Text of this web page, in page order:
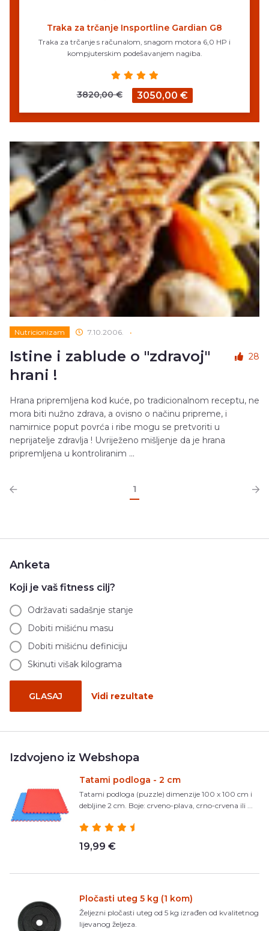
Traka za trčanje Insportline Gardian G8
Traka za trčanje s računalom, snagom motora 6,0 HP i
kompjuterskim podešavanjem nagiba.
3820,00 € 3050,00 €
Nutricionizam 7.10.2006. •
Istine i zablude o "zdravoj"
hrani !
28
Hrana pripremljena kod kuće, po tradicionalnom receptu, ne
mora biti nužno zdrava, a ovisno o načinu pripreme, i
namirnice poput povrća i ribe mogu se pretvoriti u
neprijatelje zdravlja ! Uvriježeno mišljenje da je hrana
pripremljena u kontroliranim ...
1
Anketa
Koji je vaš fitness cilj?
Održavati sadašnje stanje
Dobiti mišićnu masu
Dobiti mišićnu definiciju
Skinuti višak kilograma
GLASAJ Vidi rezultate
Izdvojeno iz Webshopa
Tatami podloga - 2 cm
Tatami podloga (puzzle) dimenzije 100 x 100 cm i
debljine 2 cm. Boje: crveno-plava, crno-crvena ili ...
19,99 €
Pločasti uteg 5 kg (1 kom)
Željezni pločasti uteg od 5 kg izrađen od kvalitetnog
lijevanog željeza.